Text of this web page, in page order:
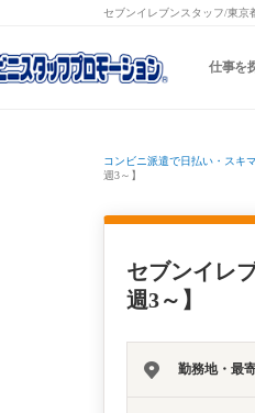
セブンイレブンスタッフ/東京
仕事を
コンビニ派遣で日払い・スキ
週3～】
セブンイレ
週3～】
勤務地・最